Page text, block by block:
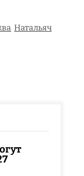
Натальяч